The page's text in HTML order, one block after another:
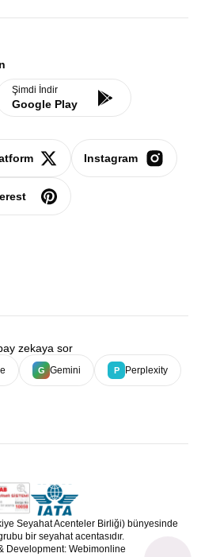
Şimdi İndir
Google Play
Instagram
zekaya sor
G Gemini P Perplexity
Seyahat Acenteler Birliği) bünyesinde
bir seyahat acentasıdır.
Development: Webimonline